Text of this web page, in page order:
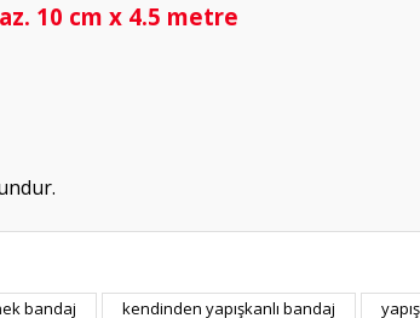
10 cm x 4.5 metre
Bu ürüne ilk yorumu siz yapın!
bandaj kendinden yapışkanlı bandaj